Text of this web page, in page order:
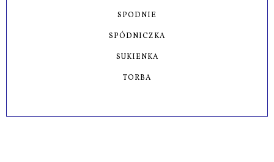
SPODNIE
SPÓDNICZKA
SUKIENKA
TORBA